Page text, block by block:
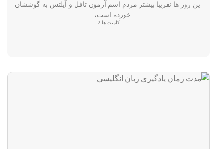
این روز ها تقریبا بیشتر مردم اسم آزمون تافل و آیلتس به گوششان
خورده است،....
کامنت ها 2